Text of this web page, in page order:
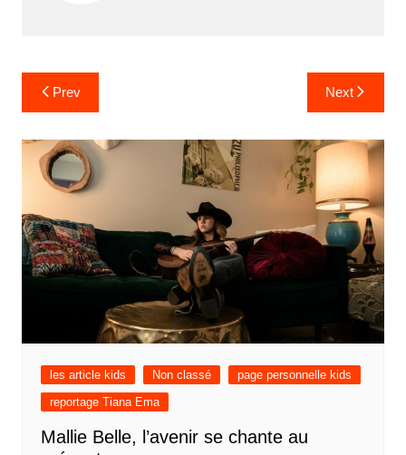
Prev Next
les article kids Non classé
page personnelle kids
reportage Tiana Ema
Mallie Belle, l’avenir se chante au